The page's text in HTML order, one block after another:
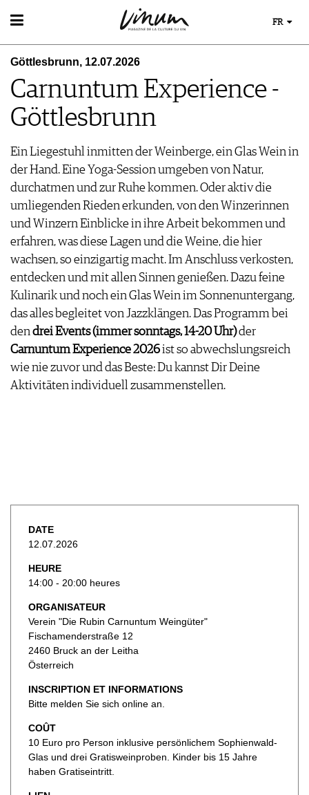
VIN
RECHERCHE DE VINS
GUIDE DU VIGNOBLE
WINETRADECLUB
DÉCOUVERTE
GUIDE DES MILLÉSIMES
UNIQUE WINERIES
CLUB LES DOMAINES
AU RESTAURANT
LE STOCKAGE DU VIN
EVÈNEMENTS DE VINUM
ÉVÉNEMENT CALENDRIER
CONCOURS DE VIN
IMAGES DES ÉVÉNEMENTS
MAGAZINE
LES HISTOIRES DU VIN
GUIDE DES VINS
EXTRAS
ABONNER
ÉDITION ACTUELLE
ARCHIVES
AVANTAGES
MÉDIATHÈQUE
APPLICATIONS
VIDÉOS
GALÉRIES DE PHOTOS
LIVRES
ÉCONOMIE DU VIN
VINOPHILES
S'INSCRIRE
CONCOURS DE VIN
CONCOURS
AVANTAGES
GUIDE MILLÉSIMES
PRESSE
MENTIONS LÉGALES
CGV & PROTECTION DES
DONNÉES
FAQ
FR
Göttlesbrunn, 12.07.2026
Carnuntum Experience -
Göttlesbrunn
Ein Liegestuhl inmitten der Weinberge, ein Glas Wein in
der Hand. Eine Yoga-Session umgeben von Natur,
durchatmen und zur Ruhe kommen. Oder aktiv die
umliegenden Rieden erkunden, von den Winzerinnen
und Winzern Einblicke in ihre Arbeit bekommen und
erfahren, was diese Lagen und die Weine, die hier
wachsen, so einzigartig macht. Im Anschluss verkosten,
entdecken und mit allen Sinnen genießen. Dazu feine
Kulinarik und noch ein Glas Wein im Sonnenuntergang,
das alles begleitet von Jazzklängen. Das Programm bei
dendrei Events (immer sonntags, 14-20 Uhr)der
Carnuntum Experience 2026ist so abwechslungsreich
wie nie zuvor und das Beste: Du kannst Dir Deine
Aktivitäten individuell zusammenstellen.
DATE
12.07.2026
HEURE
14:00 - 20:00 heures
ORGANISATEUR
Verein "Die Rubin Carnuntum Weingüter"
Fischamenderstraße 12
2460 Bruck an der Leitha
Österreich
INSCRIPTION ET INFORMATIONS
Bitte melden Sie sich online an.
COÛT
10 Euro pro Person inklusive persönlichem Sophienwald-
Glas und drei Gratisweinproben. Kinder bis 15 Jahre
haben Gratiseintritt.